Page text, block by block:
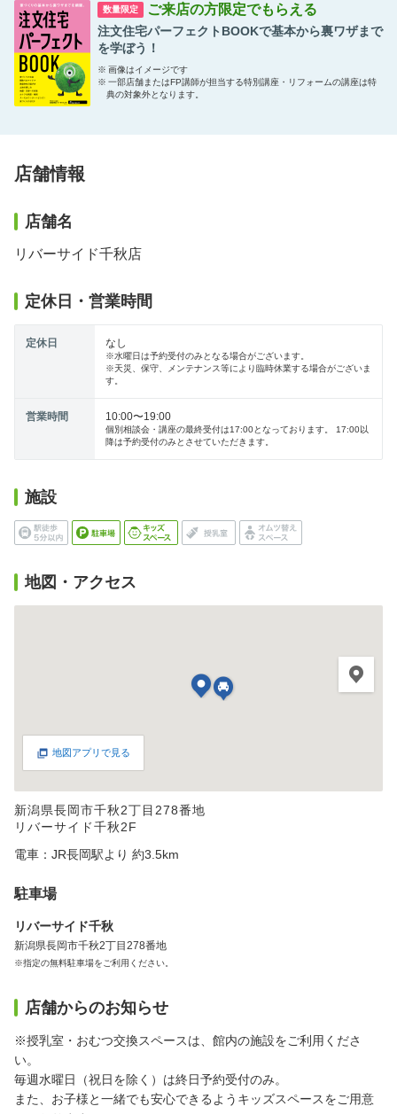
数量限定 ご来店の方限定でもらえる
注文住宅パーフェクトBOOKで基本から裏ワザまで
を学ぼう！
※ 画像はイメージです
※ 一部店舗またはFP講師が担当する特別講座・リフォームの講座は特
典の対象外となります。
店舗情報
店舗名
リバーサイド千秋店
定休日・営業時間
定休日 なし
※水曜日は予約受付のみとなる場合がございます。
※天災、保守、メンテナンス等により臨時休業する場合がございま
す。
営業時間 10:00〜19:00
個別相談会・講座の最終受付は17:00となっております。 17:00以
降は予約受付のみとさせていただきます。
施設
地図・アクセス
地図アプリで見る
新潟県長岡市千秋2丁目278番地
リバーサイド千秋2F
電車：JR長岡駅より 約3.5km
駐車場
リバーサイド千秋
新潟県長岡市千秋2丁目278番地
※指定の無料駐車場をご利用ください。
店舗からのお知らせ
※授乳室・おむつ交換スペースは、館内の施設をご利用くださ
い。
毎週水曜日（祝日を除く）は終日予約受付のみ。
また、お子様と一緒でも安心できるようキッズスペースをご用意